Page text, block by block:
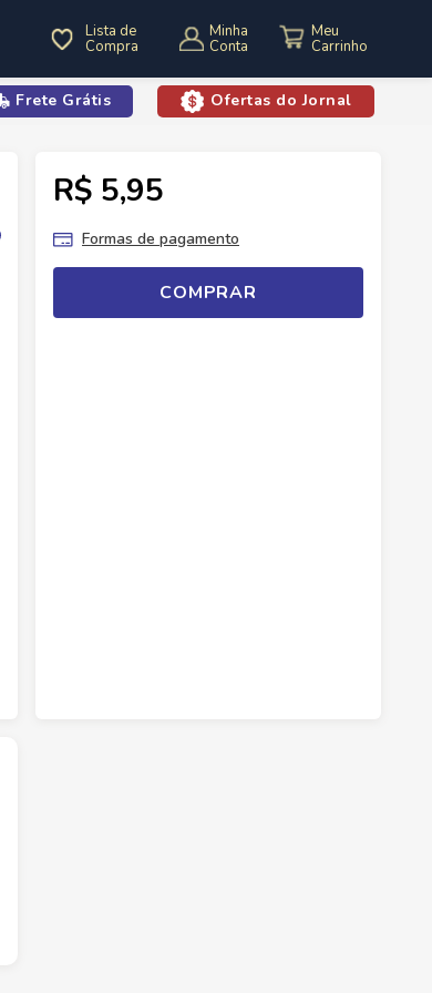
Lista de
Compra
Minha
Conta
Frete Grátis Ofertas do Jornal
Biscoito Cookie Maxi Bauducco Chocolate 96g
R$ 5,95
Formas de pagamento
COMPRAR